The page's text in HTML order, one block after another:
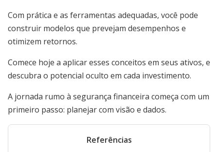
Com prática e as ferramentas adequadas, você pode
construir modelos que prevejam desempenhos e
otimizem retornos.
Comece hoje a aplicar esses conceitos em seus ativos, e
descubra o potencial oculto em cada investimento.
A jornada rumo à segurança financeira começa com um
primeiro passo: planejar com visão e dados.
Referências